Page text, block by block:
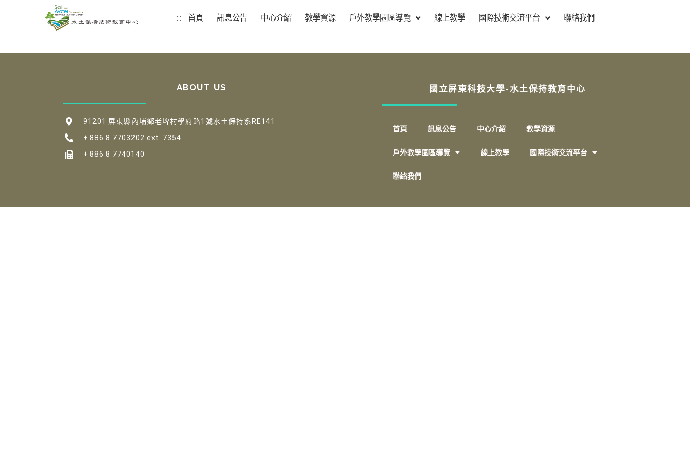
::: 首頁 訊息公告 中心介紹 教學資源 戶外教學園區導覽 線上教學 國際技術交流平台 聯絡我們
:::
ABOUT US
91201 屏東縣內埔鄉老埤村學府路1號水土保持系RE141
+ 886 8 7703202 ext. 7354
+ 886 8 7740140
國立屏東科技大學-水土保持教育中心
首頁 訊息公告 中心介紹 教學資源
戶外教學園區導覽 線上教學 國際技術交流平台
聯絡我們